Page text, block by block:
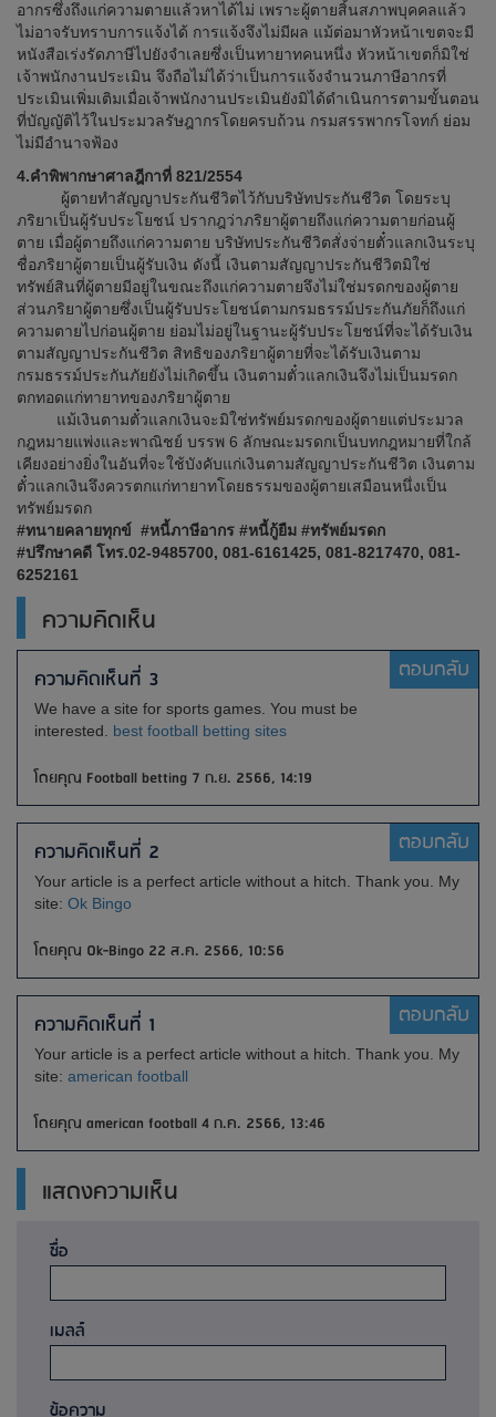
อากรซึ่งถึงแก่ความตายแล้วหาได้ไม่ เพราะผู้ตายสิ้นสภาพบุคคลแล้ว
ไม่อาจรับทราบการแจ้งได้ การแจ้งจึงไม่มีผล แม้ต่อมาหัวหน้าเขตจะมี
หนังสือเร่งรัดภาษีไปยังจำเลยซึ่งเป็นทายาทคนหนึ่ง หัวหน้าเขตก็มิใช่
เจ้าพนักงานประเมิน จึงถือไม่ได้ว่าเป็นการแจ้งจำนวนภาษีอากรที่
ประเมินเพิ่มเติมเมื่อเจ้าพนักงานประเมินยังมิได้ดำเนินการตามขั้นตอน
ที่บัญญัติไว้ในประมวลรัษฎากรโดยครบถ้วน กรมสรรพากรโจทก์ ย่อม
ไม่มีอำนาจฟ้อง
4.คำพิพากษาศาลฎีกาที่ 821/2554
ผู้ตายทำสัญญาประกันชีวิตไว้กับบริษัทประกันชีวิต โดยระบุ
ภริยาเป็นผู้รับประโยชน์ ปรากฎว่าภริยาผู้ตายถึงแก่ความตายก่อนผู้
ตาย เมื่อผู้ตายถึงแก่ความตาย บริษัทประกันชีวิตสั่งจ่ายตั๋วแลกเงินระบุ
ชื่อภริยาผู้ตายเป็นผู้รับเงิน ดังนี้ เงินตามสัญญาประกันชีวิตมิใช่
ทรัพย์สินที่ผู้ตายมีอยู่ในขณะถึงแก่ความตายจึงไม่ใช่มรดกของผู้ตาย
ส่วนภริยาผู้ตายซึ่งเป็นผู้รับประโยชน์ตามกรมธรรม์ประกันภัยก็ถึงแก่
ความตายไปก่อนผู้ตาย ย่อมไม่อยู่ในฐานะผู้รับประโยชน์ที่จะได้รับเงิน
ตามสัญญาประกันชีวิต สิทธิของภริยาผู้ตายที่จะได้รับเงินตาม
กรมธรรม์ประกันภัยยังไม่เกิดขึ้น เงินตามตั๋วแลกเงินจึงไม่เป็นมรดก
ตกทอดแก่ทายาทของภริยาผู้ตาย
แม้เงินตามตั๋วแลกเงินจะมิใช่ทรัพย์มรดกของผู้ตายแต่ประมวล
กฎหมายแพ่งและพาณิชย์ บรรพ 6 ลักษณะมรดกเป็นบทกฎหมายที่ใกล้
เคียงอย่างยิ่งในอันที่จะใช้บังคับแก่เงินตามสัญญาประกันชีวิต เงินตาม
ตั๋วแลกเงินจึงควรตกแก่ทายาทโดยธรรมของผู้ตายเสมือนหนึ่งเป็น
ทรัพย์มรดก
#ทนายคลายทุกข์ #หนี้ภาษีอากร #หนี้กู้ยืม #ทรัพย์มรดก
#ปรึกษาคดี โทร.02-9485700, 081-6161425, 081-8217470, 081-
6252161
ความคิดเห็น
ความคิดเห็นที่ 3 ตอบกลับ
We have a site for sports games. You must be
interested. best football betting sites
โดยคุณ Football betting 7 ก.ย. 2566, 14:19
ความคิดเห็นที่ 2 ตอบกลับ
Your article is a perfect article without a hitch. Thank you. My
site: Ok Bingo
โดยคุณ Ok-Bingo 22 ส.ค. 2566, 10:56
ความคิดเห็นที่ 1 ตอบกลับ
Your article is a perfect article without a hitch. Thank you. My
site: american football
โดยคุณ american football 4 ก.ค. 2566, 13:46
แสดงความเห็น
ชื่อ
เมลล์
ข้อความ